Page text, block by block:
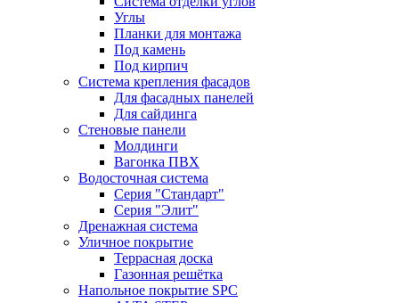
Углы
Планки для монтажа
Под камень
Под кирпич
Система крепления фасадов
Для фасадных панелей
Для сайдинга
Стеновые панели
Молдинги
Вагонка ПВХ
Водосточная система
Серия "Стандарт"
Серия "Элит"
Дренажная система
Уличное покрытие
Террасная доска
Газонная решётка
Напольное покрытие SPC